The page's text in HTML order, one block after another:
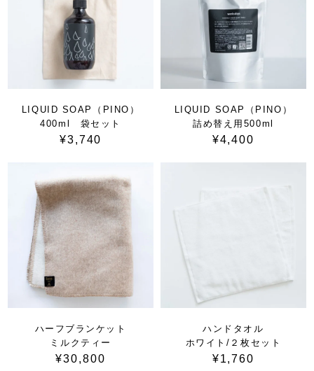
LIQUID SOAP（PINO）
400ml 袋セット
¥3,740
LIQUID SOAP（PINO）
詰め替え用500ml
¥4,400
ハーフブランケット
ミルクティー
¥30,800
ハンドタオル
ホワイト/２枚セット
¥1,760